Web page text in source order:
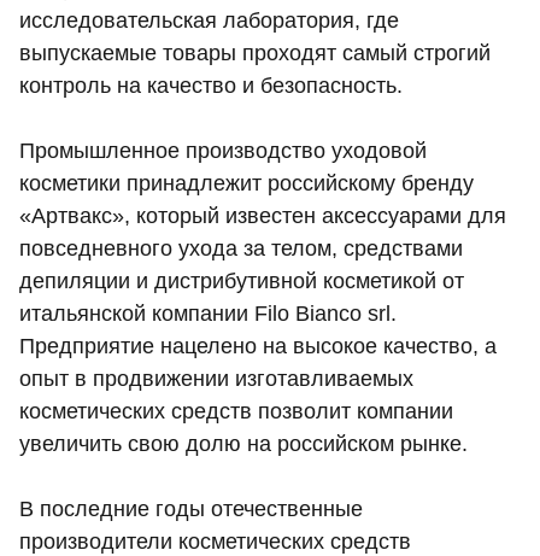
исследовательская лаборатория, где
выпускаемые товары проходят самый строгий
контроль на качество и безопасность.
Промышленное производство уходовой
косметики принадлежит российскому бренду
«Артвакс», который известен аксессуарами для
повседневного ухода за телом, средствами
депиляции и дистрибутивной косметикой от
итальянской компании Filo Bianco srl.
Предприятие нацелено на высокое качество, а
опыт в продвижении изготавливаемых
косметических средств позволит компании
увеличить свою долю на российском рынке.
В последние годы отечественные
производители косметических средств